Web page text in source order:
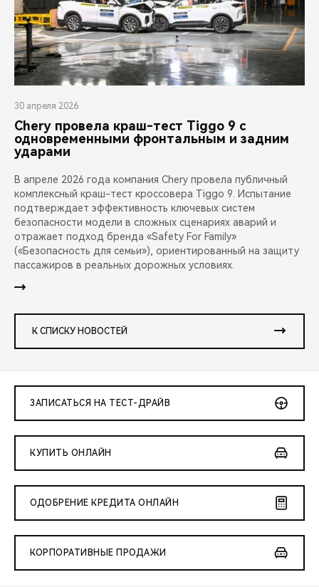
30 апреля 2026
Chery провела краш-тест Tiggo 9 с
одновременными фронтальным и задним
ударами
В апреле 2026 года компания Chery провела публичный
комплексный краш-тест кроссовера Tiggo 9. Испытание
подтверждает эффективность ключевых систем
безопасности модели в сложных сценариях аварий и
отражает подход бренда «Safety For Family»
(«Безопасность для семьи»), ориентированный на защиту
пассажиров в реальных дорожных условиях.
К СПИСКУ НОВОСТЕЙ
ЗАПИСАТЬСЯ НА ТЕСТ-ДРАЙВ
КУПИТЬ ОНЛАЙН
ОДОБРЕНИЕ КРЕДИТА ОНЛАЙН
КОРПОРАТИВНЫЕ ПРОДАЖИ